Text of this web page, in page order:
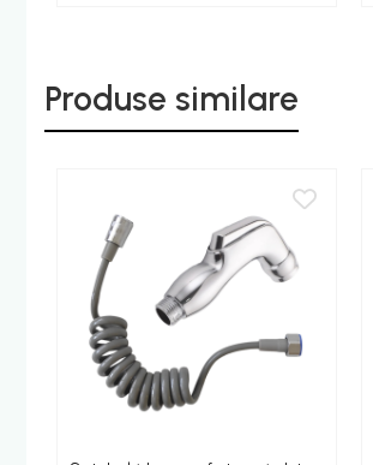
Produse similare